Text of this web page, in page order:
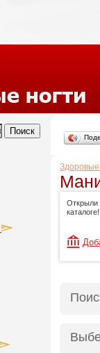
Здоровые
Открыли
каталоге!